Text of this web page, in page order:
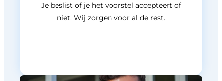
Je beslist of je het voorstel accepteert of
niet. Wij zorgen voor al de rest.